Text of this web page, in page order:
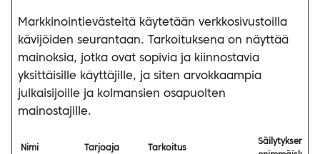
Markkinointievästeitä käytetään verkkosivustoilla
kävijöiden seurantaan. Tarkoituksena on näyttää
mainoksia, jotka ovat sopivia ja kiinnostavia
yksittäisille käyttäjille, ja siten arvokkaampia
julkaisijoille ja kolmansien osapuolten
mainostajille.
Nimi Tarjoaja Tarkoitus
Säilytyksen